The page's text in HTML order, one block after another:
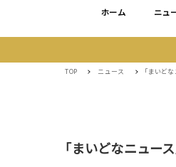
ホーム ニュ
TOP ニュース ｢まいど
｢まいどなニュー